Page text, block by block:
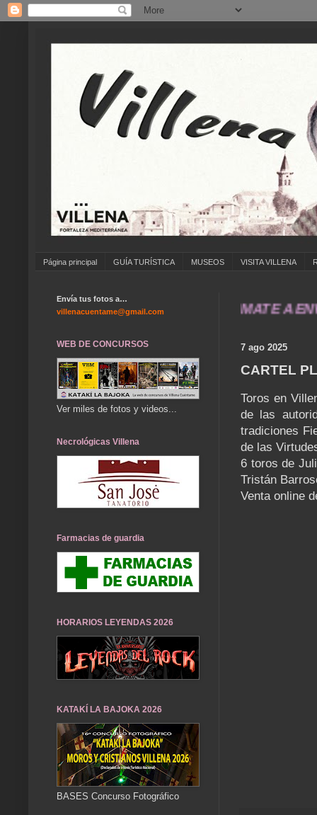
Página principal GUÍA TURÍSTICA MUSEOS VISITA VILLENA
... ANÍMATE A ENVIAR
7 ago 2025
CARTEL
Toros en
de las
tradiciones
de las
6 toros de
Tristán
Venta online
Envía tus fotos a…
villenacuentame@gmail.com
WEB DE CONCURSOS
Ver miles de fotos y videos...
Necrológicas Villena
Farmacias de guardia
HORARIOS LEYENDAS 2026
KATAKÍ LA BAJOKA 2026
BASES Concurso Fotográfico